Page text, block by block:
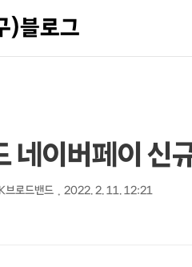
)블로그
네이버페이 신
브로드밴드 2022. 2. 11. 12:21